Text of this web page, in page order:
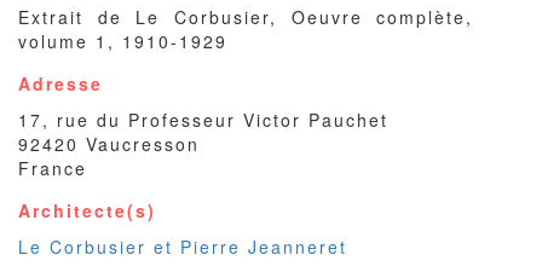
Extrait de Le Corbusier, Oeuvre complète,
volume 1, 1910-1929
Adresse
17, rue du Professeur Victor Pauchet
92420 Vaucresson
France
Architecte(s)
Le Corbusier et Pierre Jeanneret